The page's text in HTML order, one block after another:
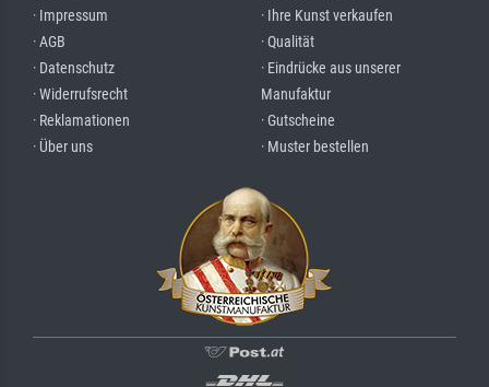
· Impressum
· AGB
· Datenschutz
· Widerrufsrecht
· Reklamationen
· Über uns
· Ihre Kunst verkaufen
· Qualität
· Eindrücke aus unserer
Manufaktur
· Gutscheine
· Muster bestellen